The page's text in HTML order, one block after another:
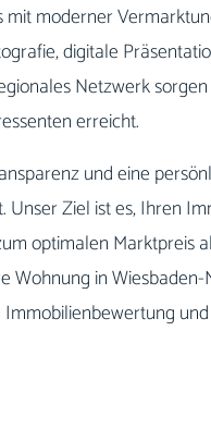
moderner
digitale
Netzwerk
erreicht.
und eine
Unser Ziel ist es, Ihren
optimalen Marktpreis
Wohnung in